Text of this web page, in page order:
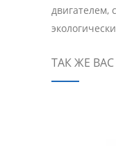
двигателем,
ТАК ЖЕ